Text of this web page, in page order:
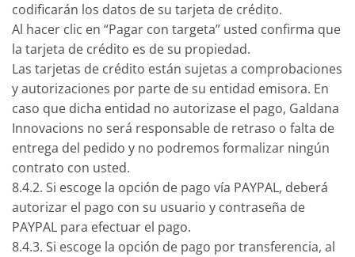
codificarán los datos de su tarjeta de crédito.
Al hacer clic en “Pagar con targeta” usted confirma que
la tarjeta de crédito es de su propiedad.
Las tarjetas de crédito están sujetas a comprobaciones
y autorizaciones por parte de su entidad emisora. En
caso que dicha entidad no autorizase el pago, Galdana
Innovacions no será responsable de retraso o falta de
entrega del pedido y no podremos formalizar ningún
contrato con usted.
8.4.2. Si escoge la opción de pago vía PAYPAL, deberá
autorizar el pago con su usuario y contraseña de
PAYPAL para efectuar el pago.
8.4.3. Si escoge la opción de pago por transferencia, al